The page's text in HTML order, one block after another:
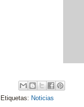
Etiquetas: Noticias